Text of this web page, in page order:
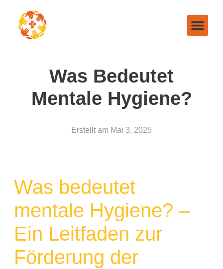
Was Bedeutet
Mentale Hygiene?
Erstellt am Mai 3, 2025
Was bedeutet
mentale Hygiene? –
Ein Leitfaden zur
Förderung der